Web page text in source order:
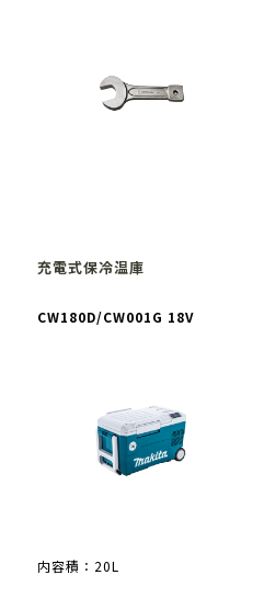
充電式保冷温庫
CW180D/CW001G 18V
内容積：20L